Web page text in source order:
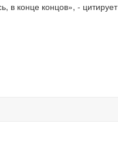
в конце концов», - цитирует